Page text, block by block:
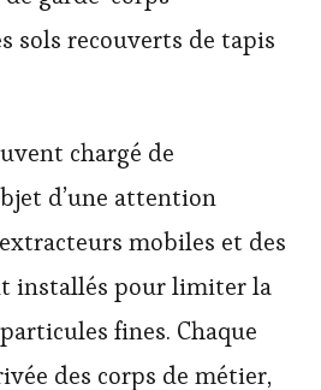
sols recouverts de tapis
chargé de
d’une attention
mobiles et des
installés pour limiter la
fines. Chaque
des corps de métier,